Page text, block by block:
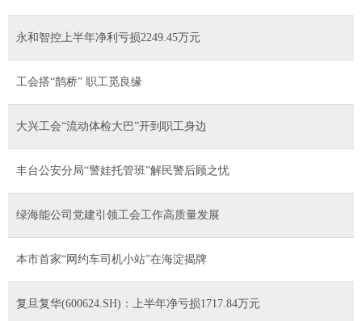
永和智控上半年净利亏损2249.45万元
工会搭“鹊桥” 职工觅良缘
大兴工会“流动体检大巴”开到职工身边
丰台公安分局“警娃托管班”解民警后顾之忧
绿海能公司党建引领工会工作高质量发展
本市首家“网约车司机小站”在海淀揭牌
复旦复华(600624.SH)：上半年净亏损1717.84万元